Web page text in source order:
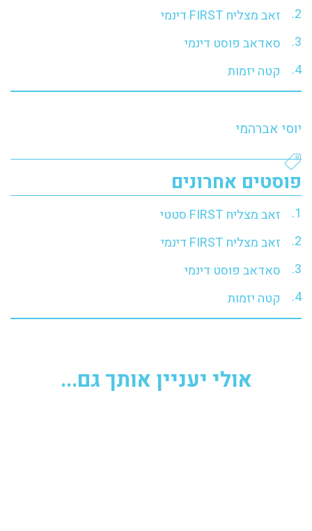
זאב מצליח FIRST דינמי
סאדאב פוסט דינמי
קטה יזמות
יוסי אברהמי
פוסטים אחרונים
זאב מצליח FIRST סטטי
זאב מצליח FIRST דינמי
סאדאב פוסט דינמי
קטה יזמות
אולי יעניין אותך גם...